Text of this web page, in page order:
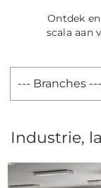
Ontdek
scala aan
Industrie,